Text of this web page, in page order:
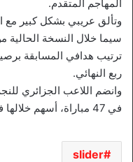
المهاجم المتقدم.
وتألق عريبي بشكل كبير مع
سيما خلال النسخة الحالية
ربع النهائي.
في 47 مباراة، أسهم خلالها في 20 هدفا ما بين صناعة وتسجيل.
slider